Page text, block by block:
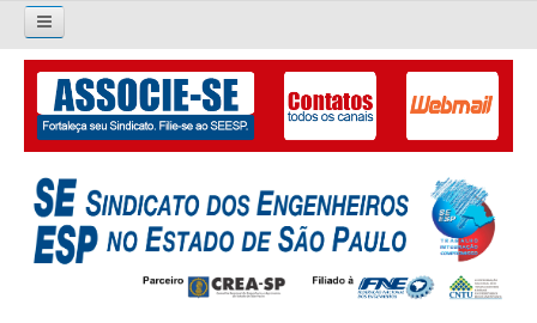
Pesquisar...
O SINDICATO
APRESENTAÇÃO
PALAVRA DO PRESIDENTE